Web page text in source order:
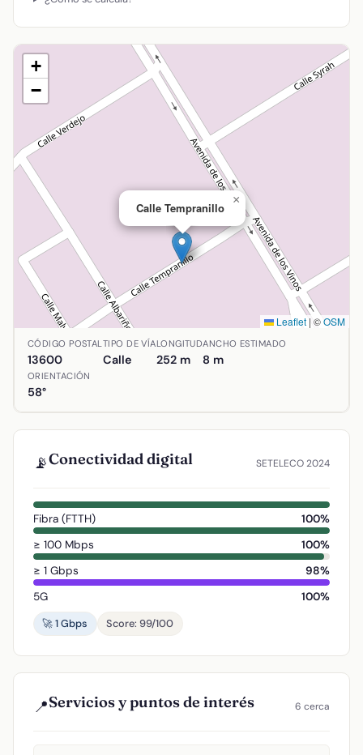
Calle Tempranillo
×
+
−
Leaflet | ©OSM
Ubicación de Calle Tempranillo en Alcázar de San Juan,
CÓDIGO POSTAL
13600
TIPO DE VÍA
Calle
LONGITUD
252 m
ANCHO ESTIMADO
8 m
ORIENTACIÓN
58°
📡Conectividad digital SETELECO 2024
Fibra (FTTH)
100%
≥ 100 Mbps
100%
≥ 1 Gbps
98%
5G
100%
🚀 1 Gbps
Score: 99/100
📍Servicios y puntos de interés 6 cerca